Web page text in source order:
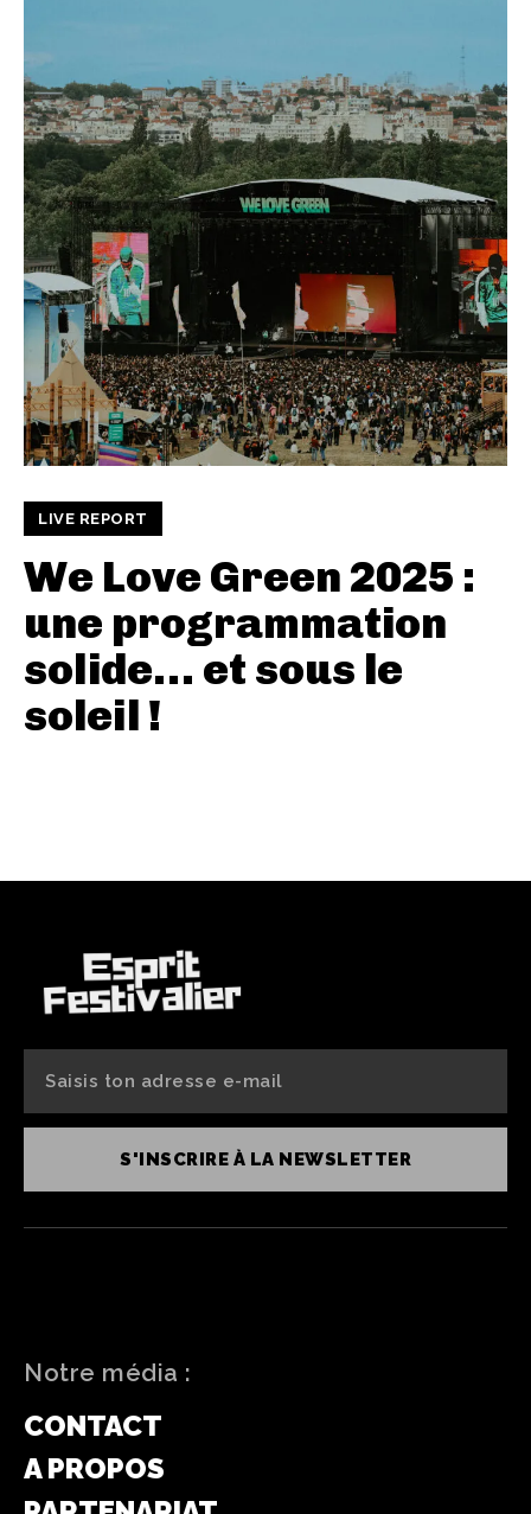
LIVE REPORT
We Love Green 2025 :
une programmation
solide… et sous le
soleil !
S'INSCRIRE À LA NEWSLETTER
Notre média :
CONTACT
A PROPOS